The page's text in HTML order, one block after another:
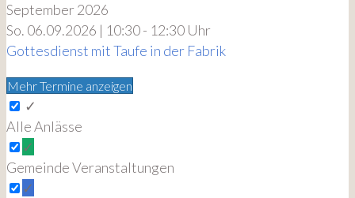
September 2026
So. 06.09.2026 | 10:30 - 12:30 Uhr
Gottesdienst mit Taufe in der Fabrik
Mehr Termine anzeigen
✓
Alle Anlässe
✓
Gemeinde Veranstaltungen
✓